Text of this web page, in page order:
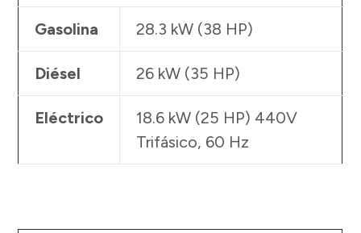
Gasolina 28.3 kW (38 HP)
Diésel 26 kW (35 HP)
Eléctrico
18.6 kW (25 HP) 440V
Trifásico, 60 Hz